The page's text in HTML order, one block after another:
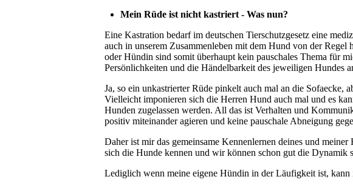
Mein Rüde ist nicht kastriert - Was nun?
Eine Kastration bedarf im deutschen Tierschutzgesetz eine
auch in unserem Zusammenleben mit dem Hund von der
oder Hündin sind somit überhaupt kein pauschales Thema für
Persönlichkeiten und die Händelbarkeit des jeweiligen Hundes
Ja, so ein unkastrierter Rüde pinkelt auch mal an die Sofaecke,
Vielleicht imponieren sich die Herren Hund auch mal und es
Hunden zugelassen werden. All das ist Verhalten und
positiv miteinander agieren und keine pauschale Abneigung
Daher ist mir das gemeinsame Kennenlernen deines und
sich die Hunde kennen und wir können schon gut die Dynamik
Lediglich wenn meine eigene Hündin in der Läufigkeit ist, kann